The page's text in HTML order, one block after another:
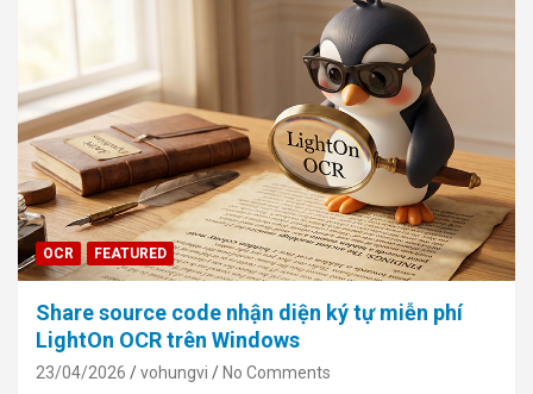
OCR FEATURED
Share source code nhận diện ký tự miễn phí
LightOn OCR trên Windows
23/04/2026 vohungvi No Comments